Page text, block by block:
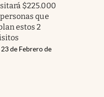
$225.000
que
estos 2
23 de Febrero de